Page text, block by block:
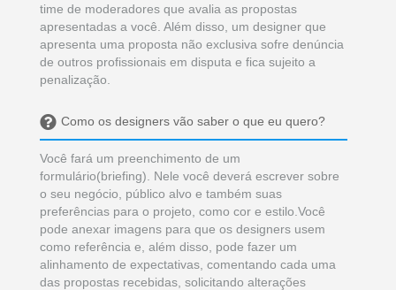
time de moderadores que avalia as propostas
apresentadas a você. Além disso, um designer que
apresenta uma proposta não exclusiva sofre denúncia
de outros profissionais em disputa e fica sujeito a
penalização.
Como os designers vão saber o que eu quero?
Você fará um preenchimento de um
formulário(briefing). Nele você deverá escrever sobre
o seu negócio, público alvo e também suas
preferências para o projeto, como cor e estilo.Você
pode anexar imagens para que os designers usem
como referência e, além disso, pode fazer um
alinhamento de expectativas, comentando cada uma
das propostas recebidas, solicitando alterações